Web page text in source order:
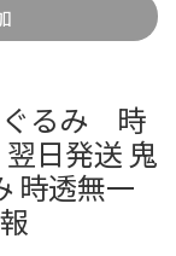
るみ 時
日発送 鬼
時透無一